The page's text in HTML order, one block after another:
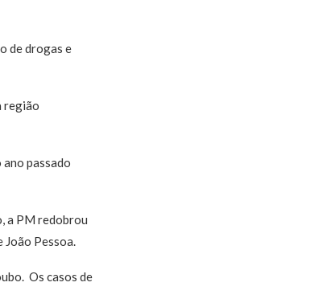
de drogas e
região
passado
a PM redobrou
João Pessoa.
Os casos de